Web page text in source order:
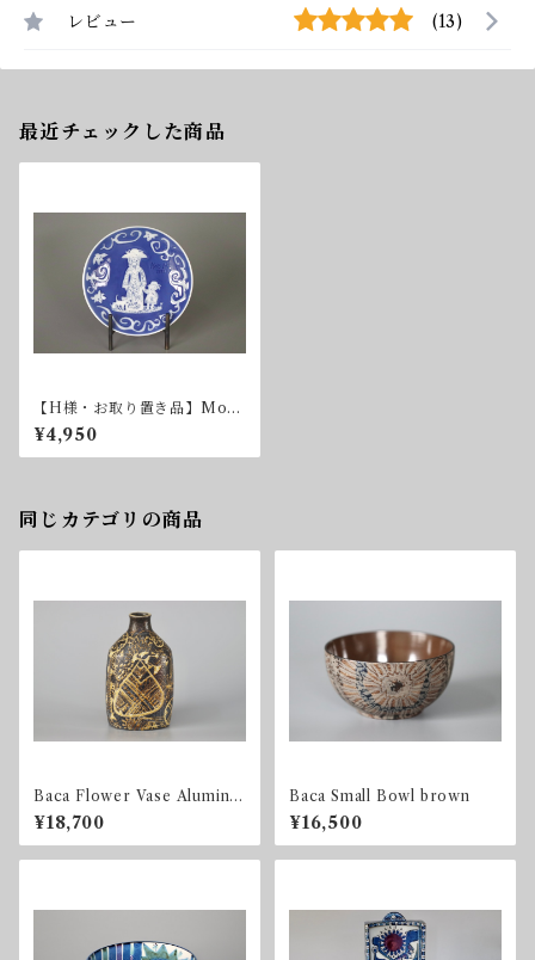
レビュー (13)
最近チェックした商品
【H様・お取り置き品】Mors
Dag Plate 1971年
¥4,950
同じカテゴリの商品
Baca Flower Vase Aluminia
/ 723 3208
¥18,700
Baca Small Bowl brown
¥16,500